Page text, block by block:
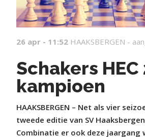
26 apr - 11:52 HAAKSBERGEN -
Schakers
kampioen
HAAKSBERGEN – Net als vier
tweede editie van SV
Combinatie er ook deze jaargang